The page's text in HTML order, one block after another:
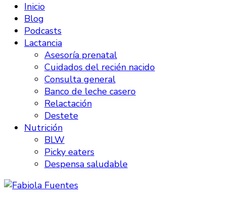
Inicio
Blog
Podcasts
Lactancia
Asesoría prenatal
Cuidados del recién nacido
Consulta general
Banco de leche casero
Relactación
Destete
Nutrición
BLW
Picky eaters
Despensa saludable